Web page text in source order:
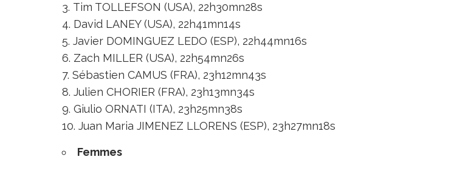
Tim TOLLEFSON (USA), 22h30mn28s
David LANEY (USA), 22h41mn14s
Javier DOMINGUEZ LEDO (ESP), 22h44mn16s
Zach MILLER (USA), 22h54mn26s
Sébastien CAMUS (FRA), 23h12mn43s
Julien CHORIER (FRA), 23h13mn34s
Giulio ORNATI (ITA), 23h25mn38s
Juan Maria JIMENEZ LLORENS (ESP), 23h27mn18s
Femmes